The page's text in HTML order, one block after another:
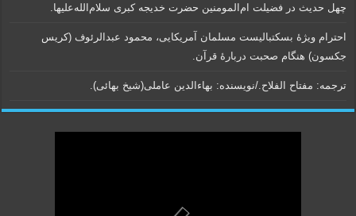
چهل حدیث در فضیلت ام‌المومنین حضرت خدیجه کبری سلام‌الله‌علیها.
احترام ویژۀ بسکتبالیست مسلمان آمریکایی، محمود عبدالرئوف (کریس
جکسون) هنگام صحبت دربارۀ قرآن.
ترجمه: مفتاح الفلاح./نویسنده:‌ بهاء‌الدین عاملی‌(شیخ بهائی).